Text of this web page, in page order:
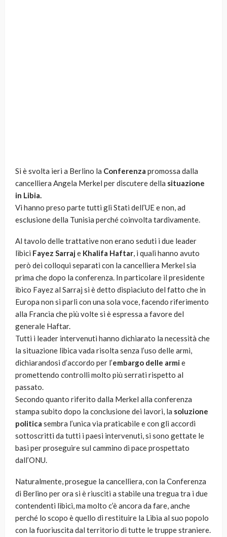
Si è svolta ieri a Berlino la Conferenza promossa dalla
cancelliera Angela Merkel per discutere della situazione
in Libia.
Vi hanno preso parte tutti gli Stati dell’UE e non, ad
esclusione della Tunisia perché coinvolta tardivamente.
Al tavolo delle trattative non erano seduti i due leader
libici Fayez Sarraje Khalifa Haftar, i quali hanno avuto
però dei colloqui separati con la cancelliera Merkel sia
prima che dopo la conferenza. In particolare il presidente
ibico Fayez al Sarraj si è detto dispiaciuto del fatto che in
Europa non si parli con una sola voce, facendo riferimento
alla Francia che più volte si è espressa a favore del
generale Haftar.
Tutti i leader intervenuti hanno dichiarato la necessità che
la situazione libica vada risolta senza l’uso delle armi,
dichiarandosi d’accordo per l’embargo delle armie
promettendo controlli molto più serrati rispetto al
passato.
Secondo quanto riferito dalla Merkel alla conferenza
stampa subito dopo la conclusione dei lavori, la soluzione
politica sembra l’unica via praticabile e con gli accordi
sottoscritti da tutti i paesi intervenuti, si sono gettate le
basi per proseguire sul cammino di pace prospettato
dall’ONU.
Naturalmente, prosegue la cancelliera, con la Conferenza
di Berlino per ora si è riusciti a stabile una tregua tra i due
contendenti libici, ma molto c’è ancora da fare, anche
perché lo scopo è quello di restituire la Libia al suo popolo
con la fuoriuscita dal territorio di tutte le truppe straniere.